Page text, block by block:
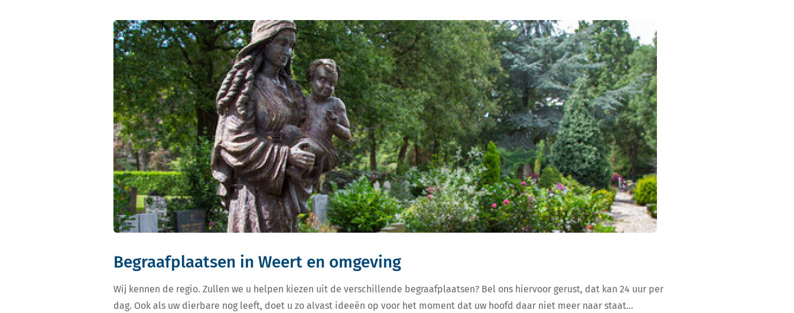
Begraafplaatsen in Weert en omgeving
Wij kennen de regio. Zullen we u helpen kiezen uit de verschillende begraafplaatsen? Bel ons hiervoor gerust, dat kan 24 uur per
dag. Ook als uw dierbare nog leeft, doet u zo alvast ideeën op voor het moment dat uw hoofd daar niet meer naar staat…